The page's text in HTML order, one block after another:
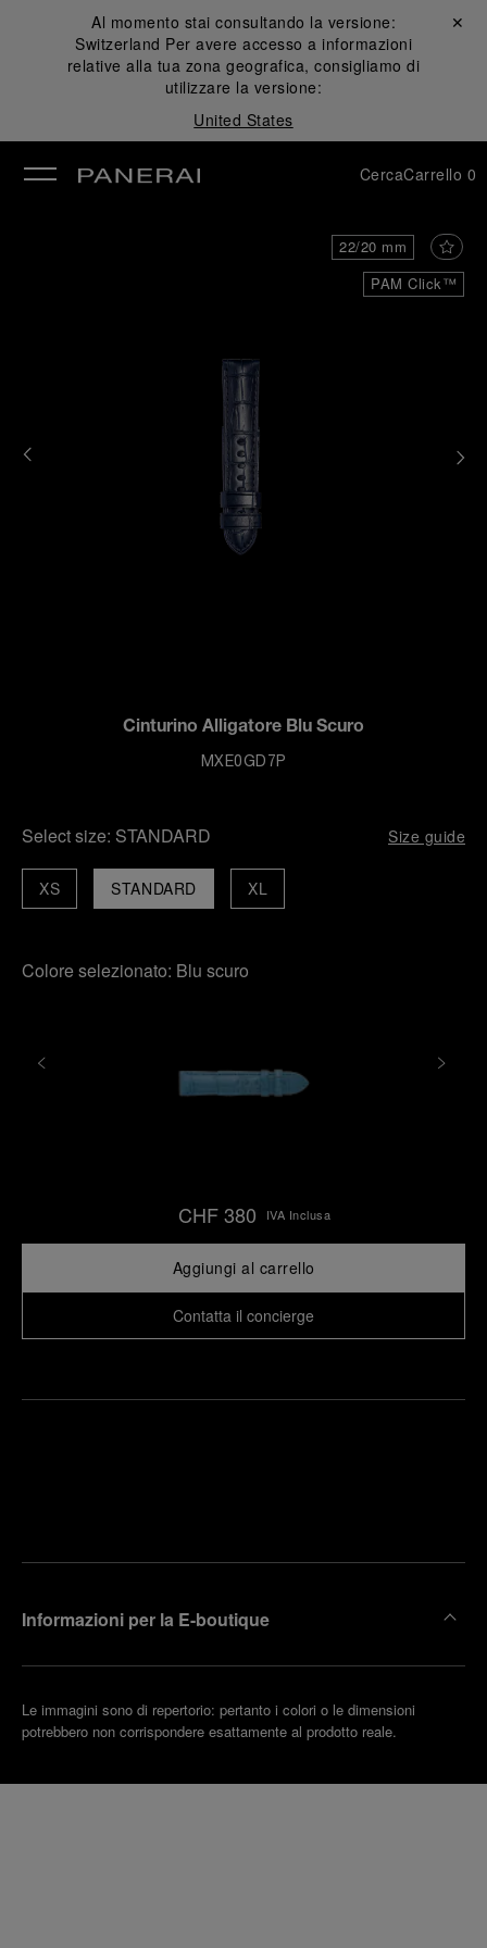
Al momento stai consultando la versione:
Switzerland Per avere accesso a informazioni
relative alla tua zona geografica, consigliamo di
utilizzare la versione:
United States
Chiudi ✕
CercaCarrello 0
PAM Click™
22/20 mm
Cinturino Alligatore Blu Scuro
MXE0GD7P
Select size: STANDARD Size guide
STANDARD
XS XL
Colore selezionato: Blu scuro
CHF 380 IVA Inclusa
Aggiungi al carrello
Contatta il concierge
Informazioni per la E-boutique
Le immagini sono di repertorio: pertanto i colori o le dimensioni
potrebbero non corrispondere esattamente al prodotto reale.